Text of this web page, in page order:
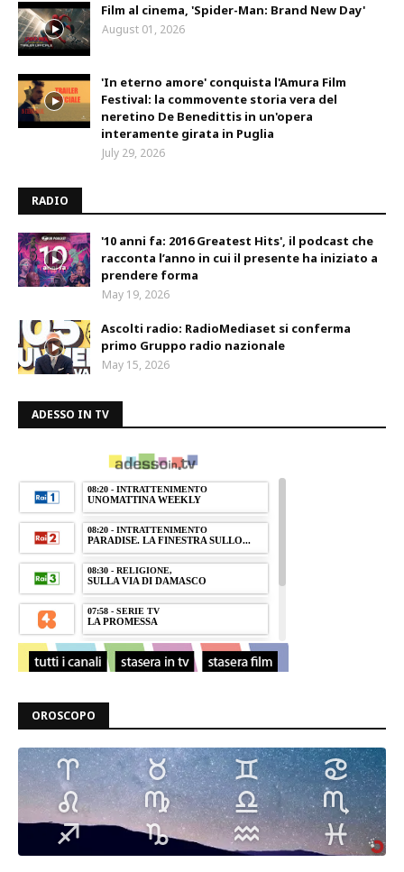
Film al cinema, 'Spider-Man: Brand New Day'
August 01, 2026
'In eterno amore' conquista l'Amura Film
Festival: la commovente storia vera del
neretino De Benedittis in un'opera
interamente girata in Puglia
July 29, 2026
RADIO
'10 anni fa: 2016 Greatest Hits', il podcast che
racconta l’anno in cui il presente ha iniziato a
prendere forma
May 19, 2026
Ascolti radio: RadioMediaset si conferma
primo Gruppo radio nazionale
May 15, 2026
ADESSO IN TV
OROSCOPO